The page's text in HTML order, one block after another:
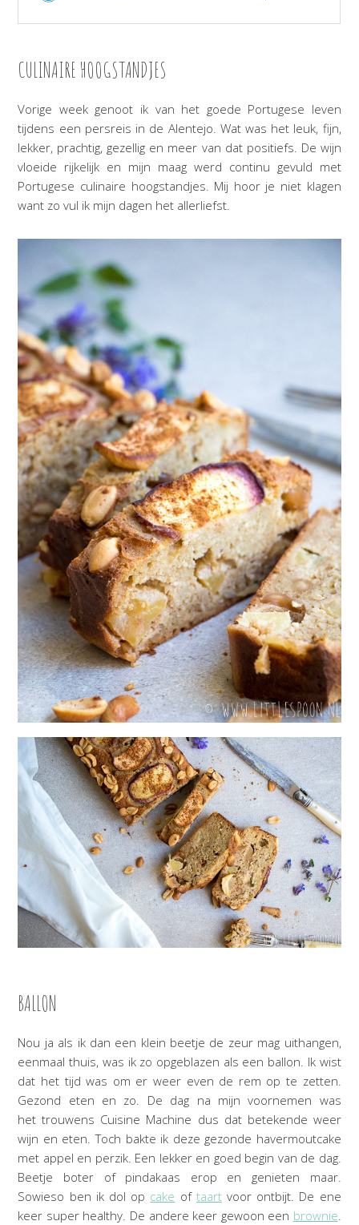
CULINAIRE HOOGSTANDJES
Vorige week genoot ik van het goede Portugese leven
tijdens een persreis in de Alentejo. Wat was het leuk, fijn,
lekker, prachtig, gezellig en meer van dat positiefs. De wijn
vloeide rijkelijk en mijn maag werd continu gevuld met
Portugese culinaire hoogstandjes. Mij hoor je niet klagen
want zo vul ik mijn dagen het allerliefst.
BALLON
Nou ja als ik dan een klein beetje de zeur mag uithangen,
eenmaal thuis, was ik zo opgeblazen als een ballon. Ik wist
dat het tijd was om er weer even de rem op te zetten.
Gezond eten en zo. De dag na mijn voornemen was
het trouwens Cuisine Machine dus dat betekende weer
wijn en eten. Toch bakte ik deze gezonde havermoutcake
met appel en perzik. Een lekker en goed begin van de dag.
Beetje boter of pindakaas erop en genieten maar.
Sowieso ben ik dol op cake of taartvoor ontbijt. De ene
keer super healthy. De andere keer gewoon een brownie